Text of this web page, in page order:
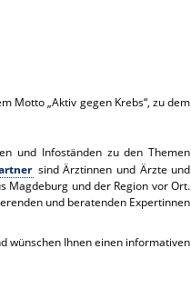
Motto „Aktiv gegen Krebs“, zu dem
und Infoständen zu den Themen
sind Ärztinnen und Ärzte und
Magdeburg und der Region vor Ort.
und beratenden Expertinnen
wünschen Ihnen einen informativen